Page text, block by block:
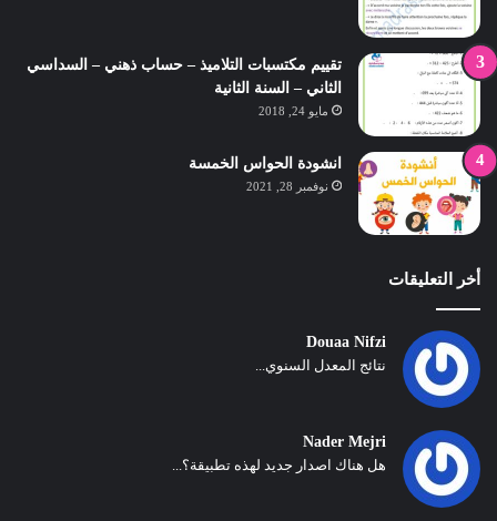
تقييم مكتسبات التلاميذ – حساب ذهني – السداسي
الثاني – السنة الثانية
مايو 24, 2018
انشودة الحواس الخمسة
نوفمبر 28, 2021
أخر التعليقات
Douaa Nifzi
نتائج المعدل السنوي...
Nader Mejri
هل هناك اصدار جديد لهذه تطبيقة؟...